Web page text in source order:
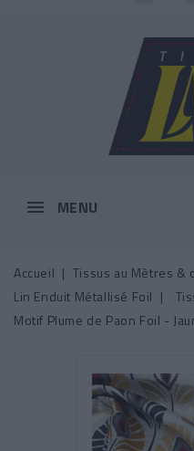
MENU
Accueil Tissus au Mètres &
Lin Enduit Métallisé Foil
Motif Plume de Paon Foil -